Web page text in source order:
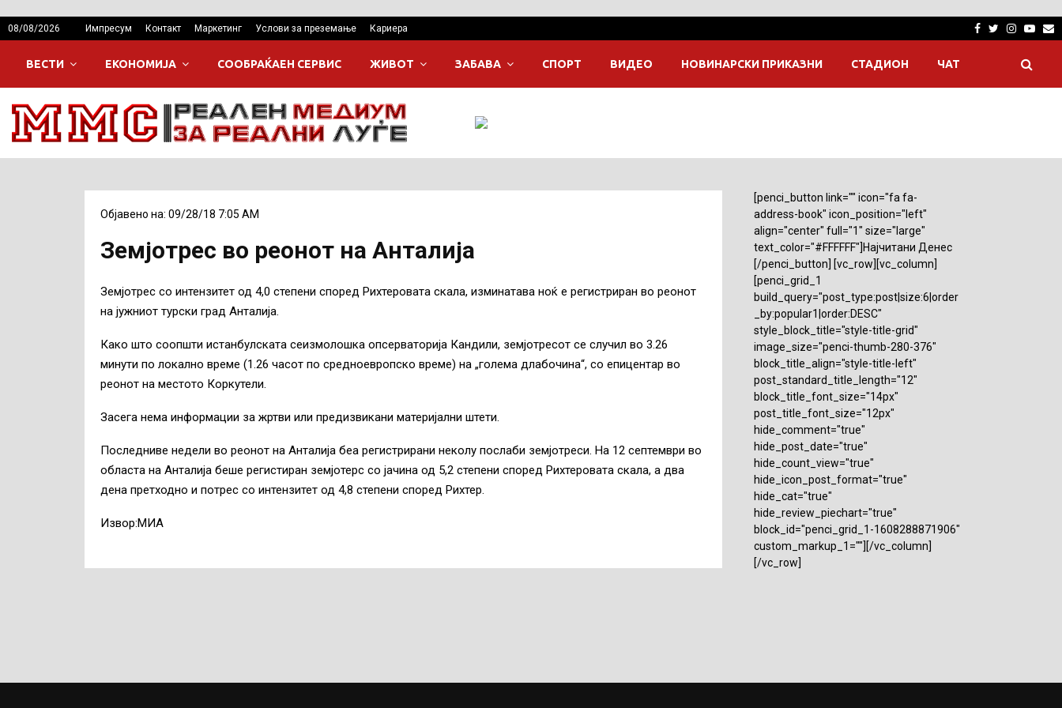
08/08/2026 Импресум Контакт Маркетинг Услови за преземање Кариера Facebook
Twitter
ВЕСТИ ЕКОНОМИЈА СООБРАЌАЕН СЕРВИС ЖИВОТ ЗАБАВА СПОРТ ВИДЕО НОВИНАРСКИ ПРИКАЗНИ СТАДИОН ЧАТ
Објавено на: 09/28/18 7:05 AM
Земјотрес во реонот на Анталија
Земјотрес со интензитет од 4,0 степени според Рихтеровата скала, изминатава ноќ е регистриран во реонот
на јужниот турски град Анталија.
Како што соопшти истанбулската сеизмолошка опсерваторија Кандили, земјотресот се случил во 3.26
минути по локално време (1.26 часот по средноевропско време) на „голема длабочина“, со епицентар во
реонот на местото Коркутели.
Засега нема информации за жртви или предизвикани материјални штети.
Последниве недели во реонот на Анталија беа регистрирани неколу послаби земјотреси. На 12 септември во
областа на Анталија беше регистиран земјотерс со јачина од 5,2 степени според Рихтеровата скала, а два
дена претходно и потрес со интензитет од 4,8 степени според Рихтер.
Извор:МИА
[penci_button link="" icon="fa fa-
address-book" icon_position="left"
align="center" full="1" size="large"
text_color="#FFFFFF"]Најчитани Денес
[/penci_button] [vc_row][vc_column]
[penci_grid_1
build_query="post_type:post|size:6|order
_by:popular1|order:DESC"
style_block_title="style-title-grid"
image_size="penci-thumb-280-376"
block_title_align="style-title-left"
post_standard_title_length="12"
block_title_font_size="14px"
post_title_font_size="12px"
hide_comment="true"
hide_post_date="true"
hide_count_view="true"
hide_icon_post_format="true"
hide_cat="true"
hide_review_piechart="true"
block_id="penci_grid_1-1608288871906"
custom_markup_1=""][/vc_column]
[/vc_row]